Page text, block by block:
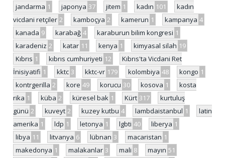
jandarma 1 japonya 37 jitem 1 kadın 101
kadın
vicdani retçiler 2 kamboçya 2 kamerun 1 kampanya 4
kanada 9 karabağ 4 karaburun bilim kongresi 1
karadeniz 2 katar 11 kenya 1 kimyasal silah 19
Kıbrıs 1 kıbrıs cumhuriyeti 12
Kıbrıs'ta Vicdani Ret
İnisiyatifi 1 kktc 3 kktc-vr 179 kolombiya 48 kongo 1
kontrgerilla 2 kore 49 korucu 30 kosova 1
kosta
rika 1 küba 2 küresel bak 1 Kürt 317
kurtuluş
günü 2 kuveyt 2 kuzey kutbu 4 lambdaistanbul 1
latin
amerika 1 ldp 1 letonya 1 lgbti 40 liberya 1
libya 11 litvanya 6 lübnan 3 macaristan 1
makedonya 1 malakanlar 3 mali 8 mayın 51